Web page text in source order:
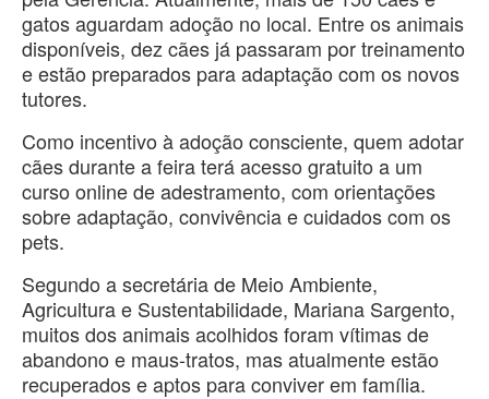
gatos aguardam adoção no local. Entre os animais
disponíveis, dez cães já passaram por treinamento
e estão preparados para adaptação com os novos
tutores.
Como incentivo à adoção consciente, quem adotar
cães durante a feira terá acesso gratuito a um
curso online de adestramento, com orientações
sobre adaptação, convivência e cuidados com os
pets.
Segundo a secretária de Meio Ambiente,
Agricultura e Sustentabilidade, Mariana Sargento,
muitos dos animais acolhidos foram vítimas de
abandono e maus-tratos, mas atualmente estão
recuperados e aptos para conviver em família.